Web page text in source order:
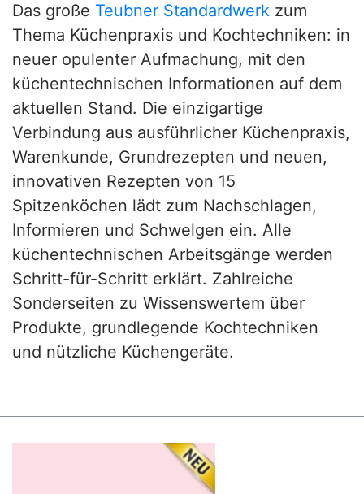
Das große Teubner Standardwerk zum
Thema Küchenpraxis und Kochtechniken: in
neuer opulenter Aufmachung, mit den
küchentechnischen Informationen auf dem
aktuellen Stand. Die einzigartige
Verbindung aus ausführlicher Küchenpraxis,
Warenkunde, Grundrezepten und neuen,
innovativen Rezepten von 15
Spitzenköchen lädt zum Nachschlagen,
Informieren und Schwelgen ein. Alle
küchentechnischen Arbeitsgänge werden
Schritt-für-Schritt erklärt. Zahlreiche
Sonderseiten zu Wissenswertem über
Produkte, grundlegende Kochtechniken
und nützliche Küchengeräte.